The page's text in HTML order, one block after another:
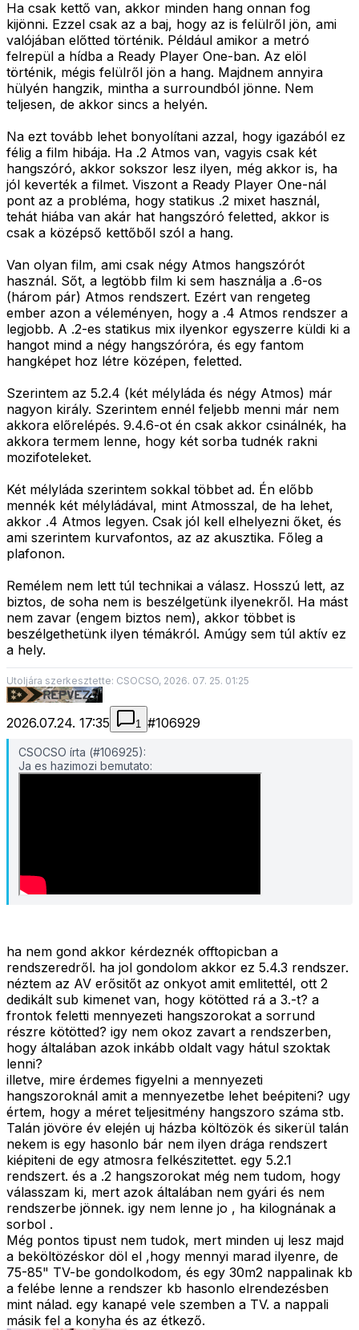
Ha csak kettő van, akkor minden hang onnan fog
kijönni. Ezzel csak az a baj, hogy az is felülről jön, ami
valójában előtted történik. Például amikor a metró
felrepül a hídba a Ready Player One-ban. Az elöl
történik, mégis felülről jön a hang. Majdnem annyira
hülyén hangzik, mintha a surroundból jönne. Nem
teljesen, de akkor sincs a helyén.
Na ezt tovább lehet bonyolítani azzal, hogy igazából ez
félig a film hibája. Ha .2 Atmos van, vagyis csak két
hangszóró, akkor sokszor lesz ilyen, még akkor is, ha
jól keverték a filmet. Viszont a Ready Player One-nál
pont az a probléma, hogy statikus .2 mixet használ,
tehát hiába van akár hat hangszóró feletted, akkor is
csak a középső kettőből szól a hang.
Van olyan film, ami csak négy Atmos hangszórót
használ. Sőt, a legtöbb film ki sem használja a .6-os
(három pár) Atmos rendszert. Ezért van rengeteg
ember azon a véleményen, hogy a .4 Atmos rendszer a
legjobb. A .2-es statikus mix ilyenkor egyszerre küldi ki a
hangot mind a négy hangszóróra, és egy fantom
hangképet hoz létre középen, feletted.
Szerintem az 5.2.4 (két mélyláda és négy Atmos) már
nagyon király. Szerintem ennél feljebb menni már nem
akkora előrelépés. 9.4.6-ot én csak akkor csinálnék, ha
akkora termem lenne, hogy két sorba tudnék rakni
mozifoteleket.
Két mélyláda szerintem sokkal többet ad. Én előbb
mennék két mélyládával, mint Atmosszal, de ha lehet,
akkor .4 Atmos legyen. Csak jól kell elhelyezni őket, és
ami szerintem kurvafontos, az az akusztika. Főleg a
plafonon.
Remélem nem lett túl technikai a válasz. Hosszú lett, az
biztos, de soha nem is beszélgetünk ilyenekről. Ha mást
nem zavar (engem biztos nem), akkor többet is
beszélgethetünk ilyen témákról. Amúgy sem túl aktív ez
a hely.
Utoljára szerkesztette: CSOCSO, 2026. 07. 25. 01:25
2026.07.24. 17:35 1 #106929
CSOCSO írta (#106925):
Ja es hazimozi bemutato:
ha nem gond akkor kérdeznék offtopicban a
rendszeredről. ha jol gondolom akkor ez 5.4.3 rendszer.
néztem az AV erősitőt az onkyot amit emlitettél, ott 2
dedikált sub kimenet van, hogy kötötted rá a 3.-t? a
frontok feletti mennyezeti hangszorokat a sorrund
részre kötötted? igy nem okoz zavart a rendszerben,
hogy általában azok inkább oldalt vagy hátul szoktak
lenni?
illetve, mire érdemes figyelni a mennyezeti
hangszoroknál amit a mennyezetbe lehet beépiteni? ugy
értem, hogy a méret teljesitmény hangszoro száma stb.
Talán jövöre év elején uj házba költözök és sikerül talán
nekem is egy hasonlo bár nem ilyen drága rendszert
kiépiteni de egy atmosra felkészitettet. egy 5.2.1
rendszert. és a .2 hangszorokat még nem tudom, hogy
válasszam ki, mert azok általában nem gyári és nem
rendszerbe jönnek. igy nem lenne jo , ha kilognának a
sorbol .
Még pontos tipust nem tudok, mert minden uj lesz majd
a beköltözéskor döl el ,hogy mennyi marad ilyenre, de
75-85" TV-be gondolkodom, és egy 30m2 nappalinak kb
a felébe lenne a rendszer kb hasonlo elrendezésben
mint nálad. egy kanapé vele szemben a TV. a nappali
másik fel a konyha és az étkező.